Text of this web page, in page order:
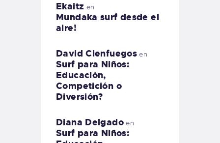
Ekaitz en
Mundaka surf desde el
aire!
David Cienfuegos en
Surf para Niños:
Educación,
Competición o
Diversión?
Diana Delgadoen
Surf para Niños: